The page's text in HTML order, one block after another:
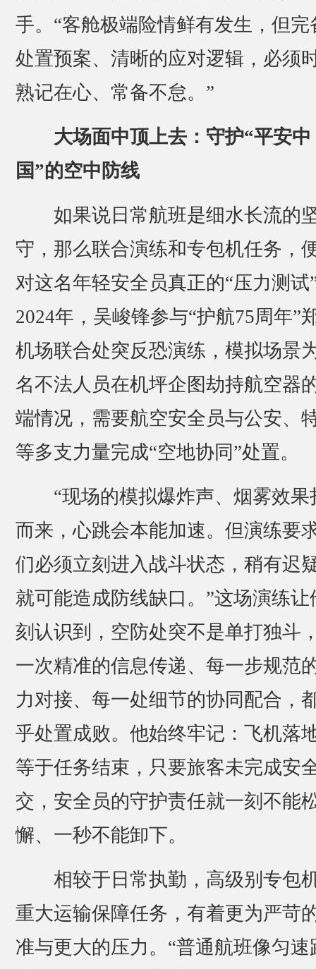
手。“客舱极端险情鲜有发生，但完
处置预案、清晰的应对逻辑，必须
熟记在心、常备不怠。”
大场面中顶上去：守护“平安中
国”的空中防线
如果说日常航班是细水长流的
守，那么联合演练和专包机任务，
对这名年轻安全员真正的“压力测试
2024年，吴峻锋参与“护航75周年”
机场联合处突反恐演练，模拟场景
名不法人员在机坪企图劫持航空器
端情况，需要航空安全员与公安、
等多支力量完成“空地协同”处置。
“现场的模拟爆炸声、烟雾效果
而来，心跳会本能加速。但演练要
们必须立刻进入战斗状态，稍有迟
就可能造成防线缺口。”这场演练让
刻认识到，空防处突不是单打独斗
一次精准的信息传递、每一步规范
力对接、每一处细节的协同配合，
乎处置成败。他始终牢记：飞机落
等于任务结束，只要旅客未完成安
交，安全员的守护责任就一刻不能
懈、一秒不能卸下。
相较于日常执勤，高级别专包
重大运输保障任务，有着更为严苛
准与更大的压力。“普通航班像匀速